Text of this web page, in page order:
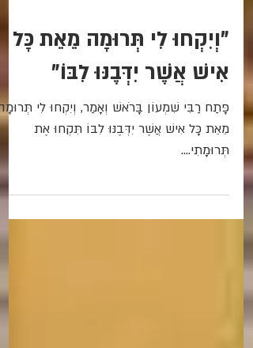
"וְיִקְחוּ לִי תְּרוּמָה מֵאֵת כָּל
אִישׁ אֲשֶׁר יִדְּבֶנּוּ לִבּוֹ"
פָּתַח רַבִּי שִׁמְעוֹן בָּרֹאשׁ וְאָמַר, וְיִקְחוּ לִי
מֵאֵת כָּל אִישׁ אֲשֶׁר יִדְּבֶנּוּ לִבּוֹ תִּקְחוּ אֶת